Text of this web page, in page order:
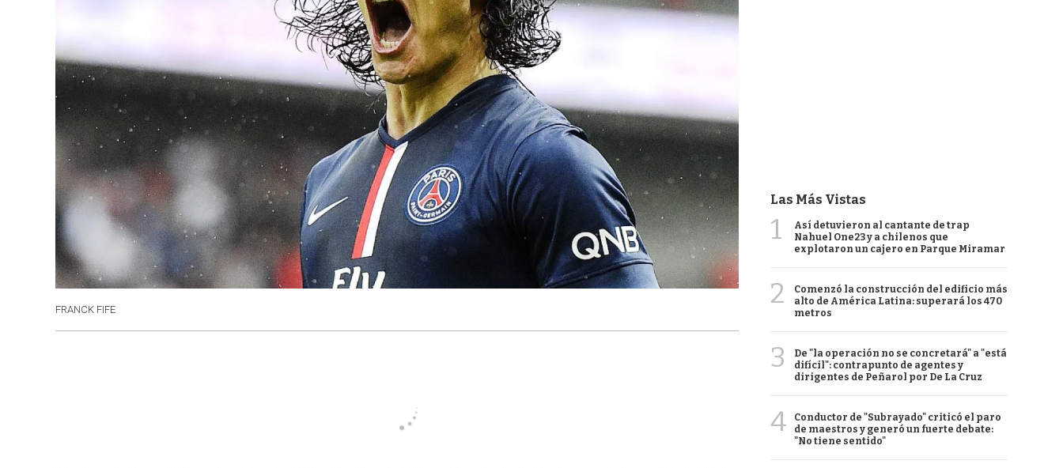
FRANCK FIFE
Las Más Vistas
1
Así detuvieron al cantante de trap
Nahuel One23 y a chilenos que
explotaron un cajero en Parque Miramar
2
Comenzó la construcción del edificio más
alto de América Latina: superará los 470
metros
3
De "la operación no se concretará" a "está
difícil": contrapunto de agentes y
dirigentes de Peñarol por De La Cruz
4
Conductor de "Subrayado" criticó el paro
de maestros y generó un fuerte debate:
"No tiene sentido"